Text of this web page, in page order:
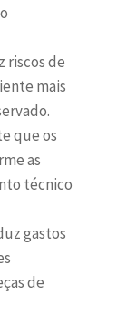
riscos de
mais
que os
as
técnico
gastos
de